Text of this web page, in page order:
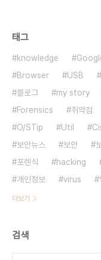
태그
knowledge
Browser
USB
블로그
my story
Forensics
취약점
O/STip
Util
보안뉴스
보안
포렌식
hacking
개인정보
virus
더보기
검색